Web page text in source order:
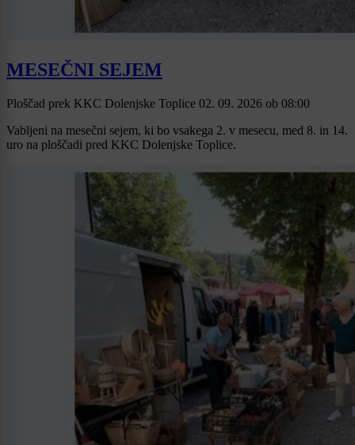
MESEČNI SEJEM
Ploščad prek KKC Dolenjske Toplice 02. 09. 2026 ob 08:00
Vabljeni na mesečni sejem, ki bo vsakega 2. v mesecu, med 8. in 14.
uro na ploščadi pred KKC Dolenjske Toplice.